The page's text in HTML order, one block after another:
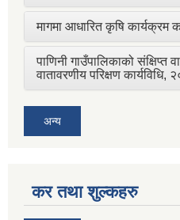
मागमा आधारित कृषि कार्यक्रम
पाणिनी गाउँपालिकाको संक्षिप्त
वातावरणीय परिक्षण कार्यविधि,
अन्य
कर तथा शुल्कहरु